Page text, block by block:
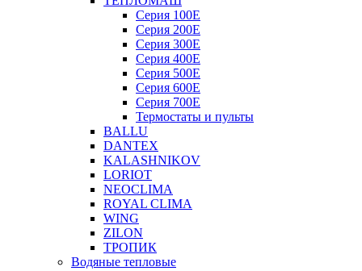
Серия 100E
Серия 200E
Серия 300E
Серия 400E
Серия 500E
Серия 600E
Серия 700E
Термостаты и пульты
BALLU
DANTEX
KALASHNIKOV
LORIOT
NEOCLIMA
ROYAL CLIMA
WING
ZILON
ТРОПИК
Водяные тепловые